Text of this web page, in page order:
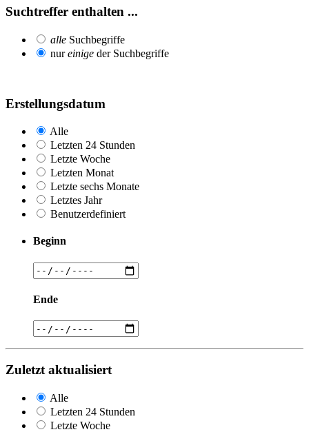
Suchtreffer enthalten ...
alle Suchbegriffe
nureinige der Suchbegriffe
Erstellungsdatum
Alle
Letzten 24 Stunden
Letzte Woche
Letzten Monat
Letzte sechs Monate
Letztes Jahr
Benutzerdefiniert
Beginn
Ende
Zuletzt aktualisiert
Alle
Letzten 24 Stunden
Letzte Woche